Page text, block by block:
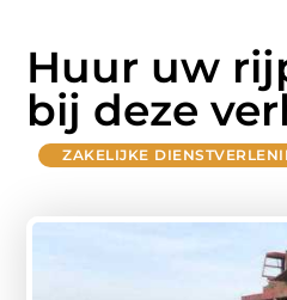
Huur uw
bij deze
ZAKELIJKE